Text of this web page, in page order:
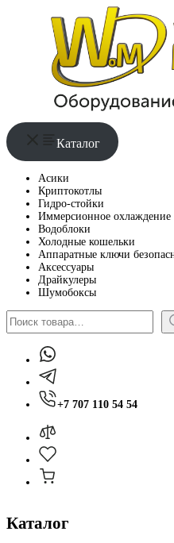
Каталог
Асики
Криптокотлы
Гидро-стойки
Иммерсионное охлаждение
Водоблоки
Холодные кошельки
Аппаратные ключи
Аксессуары
Драйкулеры
Шумобоксы
Поиск
+7 707 110 54 54
Каталог